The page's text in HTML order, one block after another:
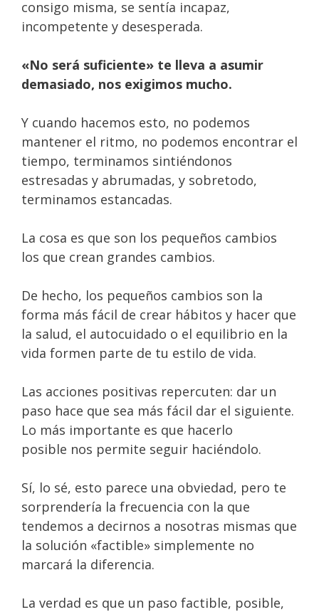
consigo misma, se sentía incapaz,
incompetente y desesperada.
«No será suficiente» te lleva a asumir
demasiado, nos exigimos mucho.
Y cuando hacemos esto, no podemos
mantener el ritmo, no podemos encontrar el
tiempo, terminamos sintiéndonos
estresadas y abrumadas, y sobretodo,
terminamos estancadas.
La cosa es que son los pequeños cambios
los que crean grandes cambios.
De hecho, los pequeños cambios son la
forma más fácil de crear hábitos y hacer que
la salud, el autocuidado o el equilibrio en la
vida formen parte de tu estilo de vida.
Las acciones positivas repercuten: dar un
paso hace que sea más fácil dar el siguiente.
Lo más importante es que hacerlo
posible nos permite seguir haciéndolo.
Sí, lo sé, esto parece una obviedad, pero te
sorprendería la frecuencia con la que
tendemos a decirnos a nosotras mismas que
la solución «factible» simplemente no
marcará la diferencia.
La verdad es que un paso factible, posible,